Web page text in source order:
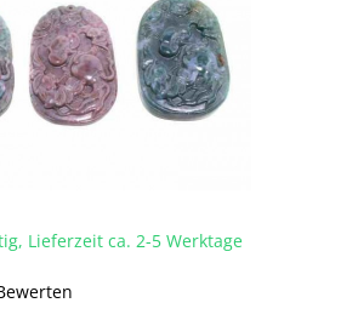
Lieferzeit ca. 2-5 Werktage